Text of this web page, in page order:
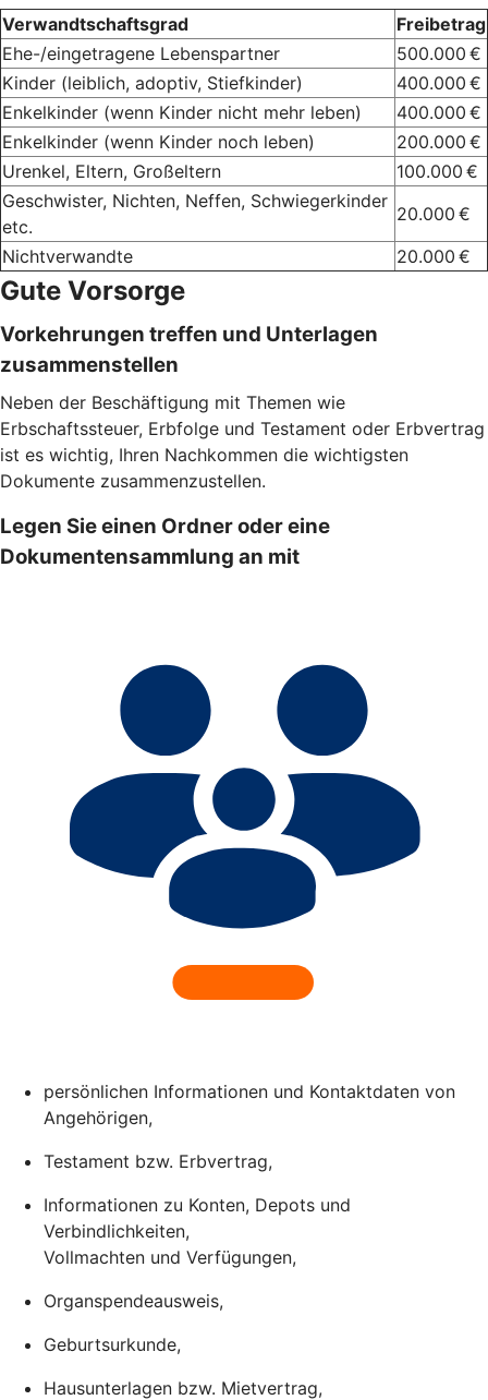
Verwandtschaftsgrad
Freibetrag
Ehe-/eingetragene Lebenspartner
500.000 €
Kinder (leiblich, adoptiv, Stiefkinder)
400.000 €
Enkelkinder (wenn Kinder nicht mehr leben)
400.000 €
Enkelkinder (wenn Kinder noch leben)
200.000 €
Urenkel, Eltern, Großeltern
100.000 €
Geschwister, Nichten, Neffen, Schwiegerkinder
etc.
20.000 €
Nichtverwandte
20.000 €
Gute Vorsorge
Vorkehrungen treffen und Unterlagen
zusammenstellen
Neben der Beschäftigung mit Themen wie
Erbschaftssteuer, Erbfolge und Testament oder Erbvertrag
ist es wichtig, Ihren Nachkommen die wichtigsten
Dokumente zusammenzustellen.
Legen Sie einen Ordner oder eine
Dokumentensammlung an mit
persönlichen Informationen und Kontaktdaten von
Angehörigen,
Testament bzw. Erbvertrag,
Informationen zu Konten, Depots und
Verbindlichkeiten,
Vollmachten und Verfügungen,
Organspendeausweis,
Geburtsurkunde,
Hausunterlagen bzw. Mietvertrag,